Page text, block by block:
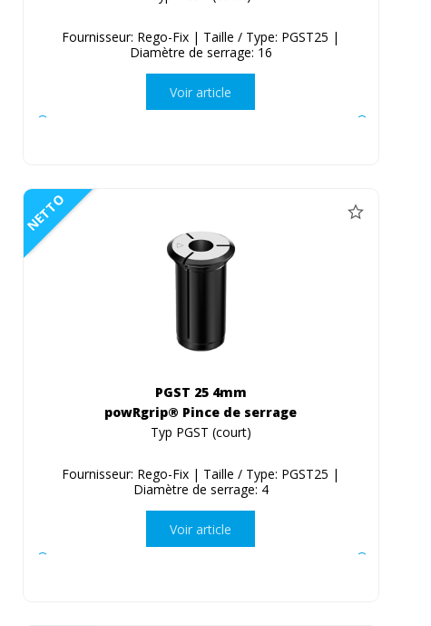
Fournisseur: Rego-Fix | Taille / Type: PGST25 |
Diamètre de serrage: 16
Voir article
NETTO
PGST 25 4mm
powRgrip® Pince de serrage
Typ PGST (court)
Fournisseur: Rego-Fix | Taille / Type: PGST25 |
Diamètre de serrage: 4
Voir article